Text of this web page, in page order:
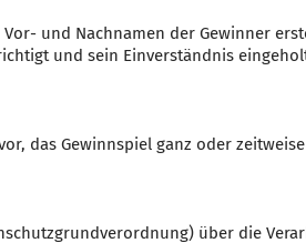
und Nachnamen der Gewinner
und sein Einverständnis
das Gewinnspiel ganz oder
über die